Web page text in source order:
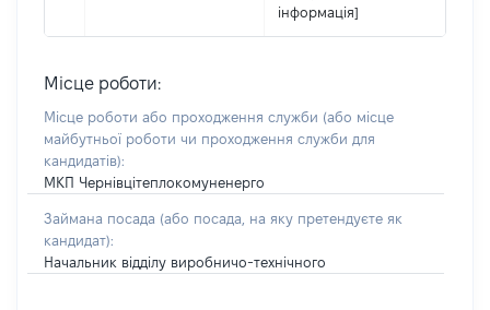
інформація]
Місце роботи:
Місце роботи або проходження служби (або місце
майбутньої роботи чи проходження служби для
кандидатів):
МКП Чернівцітеплокомуненерго
Займана посада (або посада, на яку претендуєте як
кандидат):
Начальник відділу виробничо-технічного